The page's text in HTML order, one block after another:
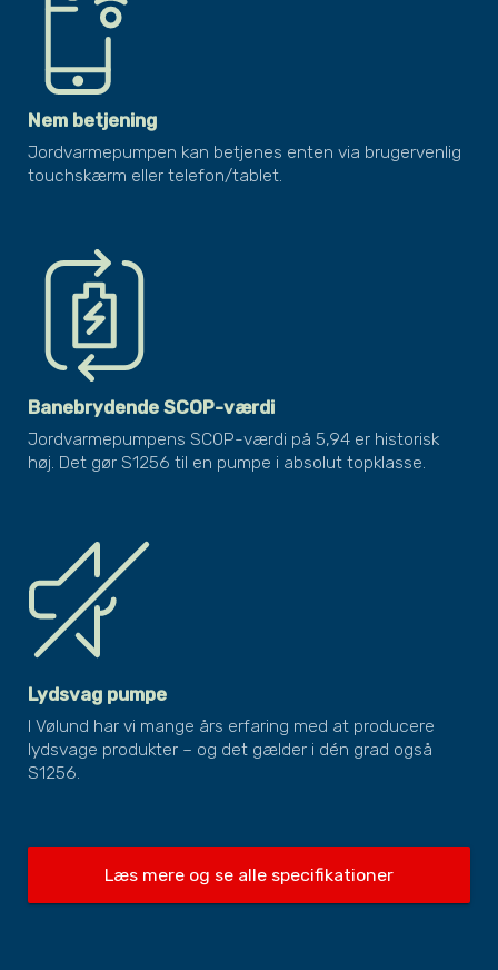
Nem betjening
Jordvarmepumpen kan betjenes enten via brugervenlig
touchskærm eller telefon/tablet.
Banebrydende SCOP-værdi
Jordvarmepumpens SCOP-værdi på 5,94 er historisk
høj. Det gør S1256 til en pumpe i absolut topklasse.
Lydsvag pumpe
I Vølund har vi mange års erfaring med at producere
lydsvage produkter – og det gælder i dén grad også
S1256.
Læs mere og se alle specifikationer